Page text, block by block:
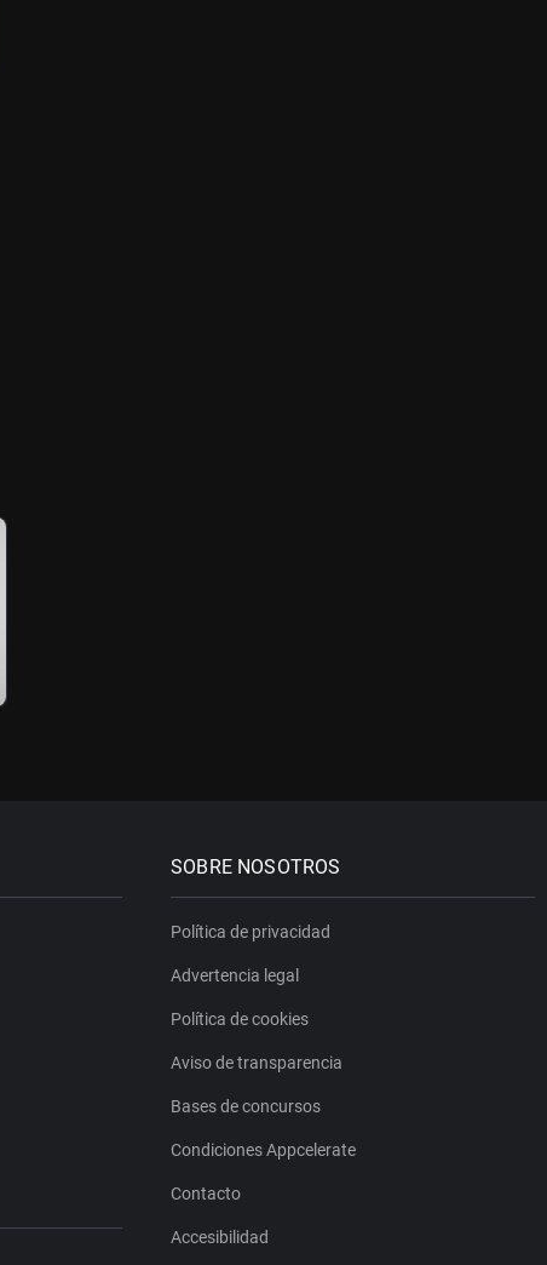
SOBRE NOSOTROS
Política de privacidad
Advertencia legal
Política de cookies
Aviso de transparencia
Bases de concursos
Condiciones Appcelerate
Contacto
Accesibilidad